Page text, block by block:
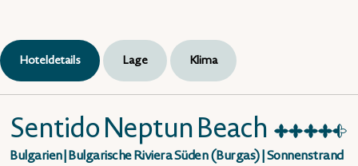
Hoteldetails Lage Klima
Sentido Neptun Beach ★★★★☆
Bulgarien|Bulgarische Riviera Süden (Burgas)|Sonnenstrand